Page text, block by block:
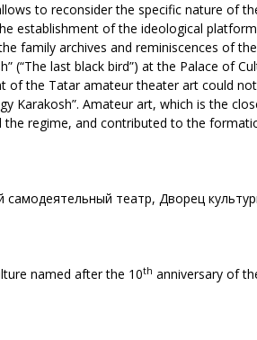
to reconsider the specific nature of
establishment of the ideological
family archives and reminiscences of
(“The last black bird”) at the Palace of
the Tatar amateur theater art could
Karakosh”. Amateur art, which is the
regime, and contributed to the
театр, Дворец
named after the 10th anniversary of